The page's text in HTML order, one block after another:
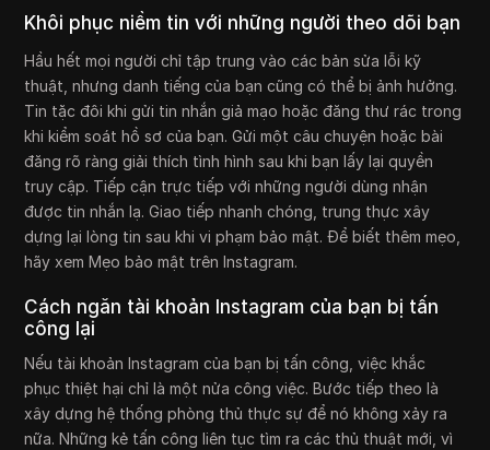
Khôi phục niềm tin với những người theo dõi bạn
Hầu hết mọi người chỉ tập trung vào các bản sửa lỗi kỹ
thuật, nhưng danh tiếng của bạn cũng có thể bị ảnh hưởng.
Tin tặc đôi khi gửi tin nhắn giả mạo hoặc đăng thư rác trong
khi kiểm soát hồ sơ của bạn. Gửi một câu chuyện hoặc bài
đăng rõ ràng giải thích tình hình sau khi bạn lấy lại quyền
truy cập. Tiếp cận trực tiếp với những người dùng nhận
được tin nhắn lạ. Giao tiếp nhanh chóng, trung thực xây
dựng lại lòng tin sau khi vi phạm bảo mật. Để biết thêm mẹo,
hãy xem Mẹo bảo mật trên Instagram.
Cách ngăn tài khoản Instagram của bạn bị tấn
công lại
Nếu tài khoản Instagram của bạn bị tấn công, việc khắc
phục thiệt hại chỉ là một nửa công việc. Bước tiếp theo là
xây dựng hệ thống phòng thủ thực sự để nó không xảy ra
nữa. Những kẻ tấn công liên tục tìm ra các thủ thuật mới, vì